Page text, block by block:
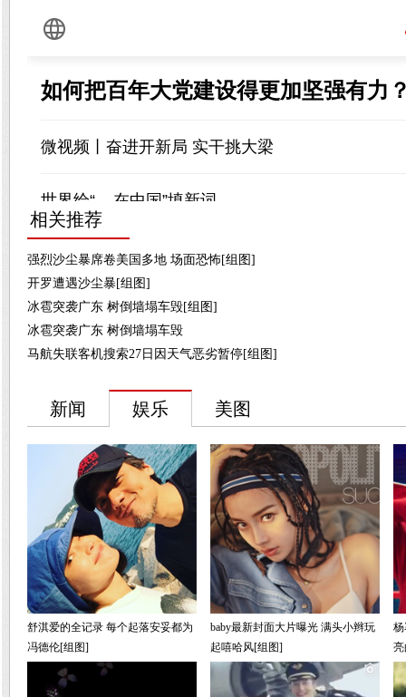
相关推荐
强烈沙尘暴席卷美国多地 场面恐怖[组图]
开罗遭遇沙尘暴[组图]
冰雹突袭广东 树倒墙塌车毁[组图]
冰雹突袭广东 树倒墙塌车毁
马航失联客机搜索27日因天气恶劣暂停[组图]